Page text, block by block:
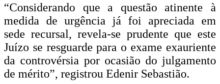
“Considerando que a questão atinente à
medida de urgência já foi apreciada em
sede recursal, revela-se prudente que este
Juízo se resguarde para o exame exauriente
da controvérsia por ocasião do julgamento
de mérito”, registrou Edenir Sebastião.